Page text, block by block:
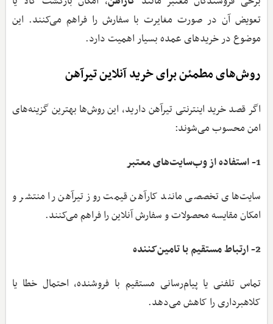
تعویض آن در صورت مغایرت با سفارش را فراهم می‌کنند. این
موضوع در خریدهای عمده بسیار اهمیت دارد.
روش‌های مطمئن برای خرید آنلاین تیرآهن
اگر قصد خرید اینترنتی تیرآهن دارید، این روش‌ها بهترین گزینه‌های
امن محسوب می‌شوند:
1- استفاده از وب‌سایت‌های معتبر
سایت‌های تخصصی مانند کارآهن قیمت روز تیرآهن را منتشر و
امکان مقایسه محصولات و سفارش آنلاین را فراهم می‌کنند.
2- ارتباط مستقیم با تامین‌کننده
تماس تلفنی یا پیام‌رسانی مستقیم با فروشنده، احتمال خطا یا
کلاهبرداری را کاهش می‌دهد.